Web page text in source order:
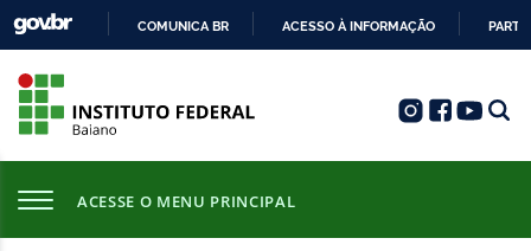
COMUNICA BR ACESSO À INFORMAÇÃO
ACESSE O MENU PRINCIPAL